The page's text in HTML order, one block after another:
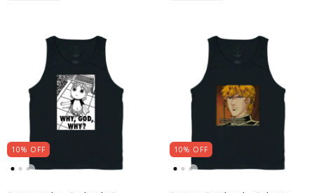
10% OFF 10% OFF